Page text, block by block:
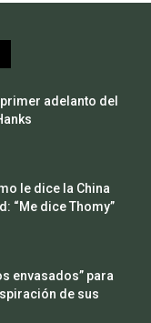
adelanto del
le dice la China
“Me dice Thomy”
envasados” para
de sus